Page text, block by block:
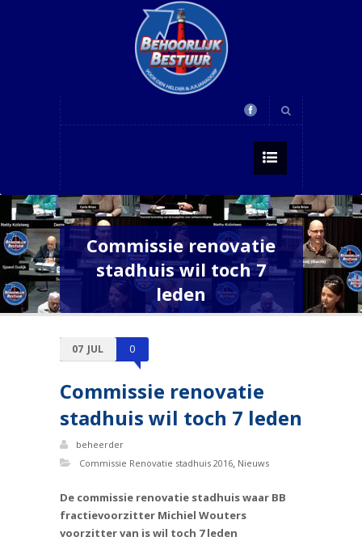
Commissie renovatie
stadhuis wil toch 7
leden
07 JUL 0
Commissie renovatie
stadhuis wil toch 7 leden
beheerder
Commissie Renovatie stadhuis 2016, Nieuws
De commissie renovatie stadhuis waar BB
fractievoorzitter Michiel Wouters
voorzitter van is wil toch 7 leden